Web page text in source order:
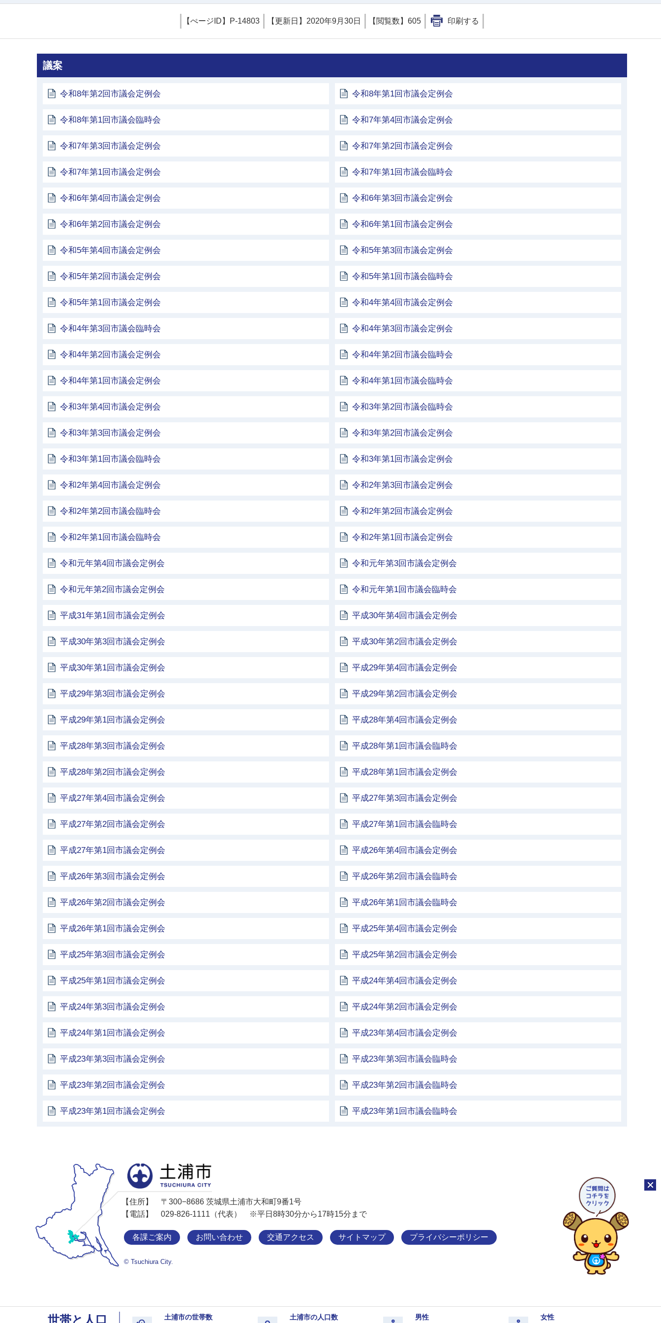
【ぺージID】 P-14803 【更新日】 2020年9月30日 【閲覧数】 605 印刷する
議案
令和8年第2回市議会定例会 令和8年第1回市議会定例会
令和8年第1回市議会臨時会 令和7年第4回市議会定例会
令和7年第3回市議会定例会 令和7年第2回市議会定例会
令和7年第1回市議会定例会 令和7年第1回市議会臨時会
令和6年第4回市議会定例会 令和6年第3回市議会定例会
令和6年第2回市議会定例会 令和6年第1回市議会定例会
令和5年第4回市議会定例会 令和5年第3回市議会定例会
令和5年第2回市議会定例会 令和5年第1回市議会臨時会
令和5年第1回市議会定例会 令和4年第4回市議会定例会
令和4年第3回市議会臨時会 令和4年第3回市議会定例会
令和4年第2回市議会定例会 令和4年第2回市議会臨時会
令和4年第1回市議会定例会 令和4年第1回市議会臨時会
令和3年第4回市議会定例会 令和3年第2回市議会臨時会
令和3年第3回市議会定例会 令和3年第2回市議会定例会
令和3年第1回市議会臨時会 令和3年第1回市議会定例会
令和2年第4回市議会定例会 令和2年第3回市議会定例会
令和2年第2回市議会臨時会 令和2年第2回市議会定例会
令和2年第1回市議会臨時会 令和2年第1回市議会定例会
令和元年第4回市議会定例会 令和元年第3回市議会定例会
令和元年第2回市議会定例会 令和元年第1回市議会臨時会
平成31年第1回市議会定例会 平成30年第4回市議会定例会
平成30年第3回市議会定例会 平成30年第2回市議会定例会
平成30年第1回市議会定例会 平成29年第4回市議会定例会
平成29年第3回市議会定例会 平成29年第2回市議会定例会
平成29年第1回市議会定例会 平成28年第4回市議会定例会
平成28年第3回市議会定例会 平成28年第1回市議会臨時会
平成28年第2回市議会定例会 平成28年第1回市議会定例会
平成27年第4回市議会定例会 平成27年第3回市議会定例会
平成27年第2回市議会定例会 平成27年第1回市議会臨時会
平成27年第1回市議会定例会 平成26年第4回市議会定例会
平成26年第3回市議会定例会 平成26年第2回市議会臨時会
平成26年第2回市議会定例会 平成26年第1回市議会臨時会
平成26年第1回市議会定例会 平成25年第4回市議会定例会
平成25年第3回市議会定例会 平成25年第2回市議会定例会
平成25年第1回市議会定例会 平成24年第4回市議会定例会
平成24年第3回市議会定例会 平成24年第2回市議会定例会
平成24年第1回市議会定例会 平成23年第4回市議会定例会
平成23年第3回市議会定例会 平成23年第3回市議会臨時会
平成23年第2回市議会定例会 平成23年第2回市議会臨時会
平成23年第1回市議会定例会 平成23年第1回市議会臨時会
【住所】
〒300−8686 茨城県土浦市大和町9番1号
【電話】
029-826-1111（代表） ※平日8時30分から17時15分まで
各課ご案内 お問い合わせ 交通アクセス サイトマップ プライバシーポリシー
© Tsuchiura City.
チャ